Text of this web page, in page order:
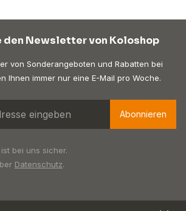
den Newsletter von Koloshop
von Sonderangeboten und Rabatten bei
Ihnen immer nur eine E-Mail pro Woche.
Abonnieren
bei uns sicher.
Datenschutz.